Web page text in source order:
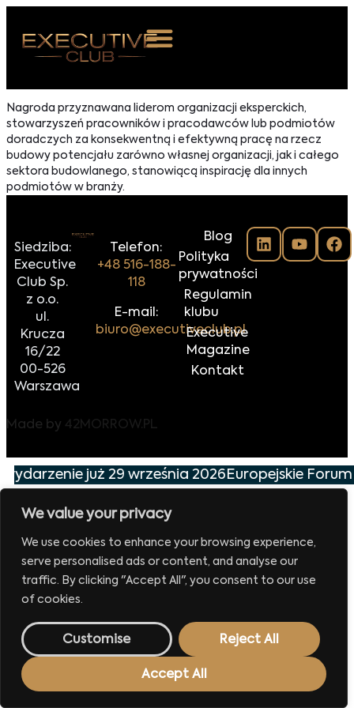
We value your privacy
We use cookies to enhance your browsing experience,
serve personalised ads or content, and analyse our
traffic. By clicking "Accept All", you consent to our use
of cookies.
Customise Reject All
Accept All
NAS
DO NAS
Nagroda przyznawana liderom organizacji eksperckich,
stowarzyszeń pracowników i pracodawców lub podmiotów
doradczych za konsekwentną i efektywną pracę na rzecz
budowy potencjału zarówno własnej organizacji, jak i całego
sektora budowlanego, stanowiącą inspirację dla innych
podmiotów w branży.
Siedziba:
Executive
Club Sp.
z o.o.
ul.
Krucza
16/22
00-526
Warszawa
Telefon:
+48 516-188-
118
E-mail:
biuro@executiveclub.pl
Blog
Polityka
prywatności
Regulamin
klubu
Executive
Magazine
Kontakt
Made by 42MORROW.PL
już 29 września 2026Europejskie